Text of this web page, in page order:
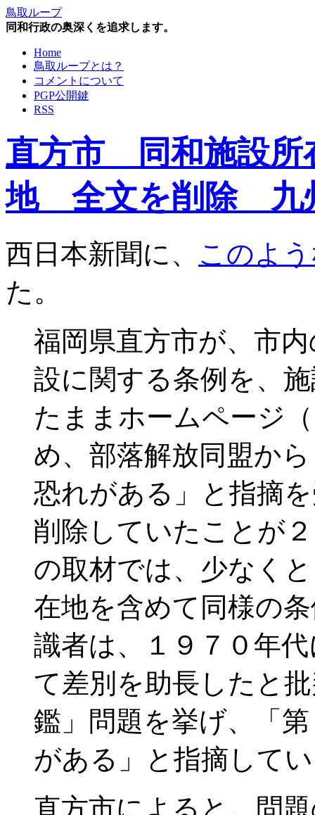
鳥取ループ
同和行政の奥深くを追求します。
Home
鳥取ループとは？
コメントについて
PGP公開鍵
RSS
直方市 同和施設
地 全文を削除 九
西日本新聞に、 このよ
た。
福岡県直方市が、市
設に関する条例を、
たままホームページ
め、部落解放同盟か
恐れがある」と指摘
削除していたことが
の取材では、少なく
在地を含めて同様の
識者は、１９７０年
て差別を助長したと
鑑」問題を挙げ、「
がある」と指摘して
直方市によると、問